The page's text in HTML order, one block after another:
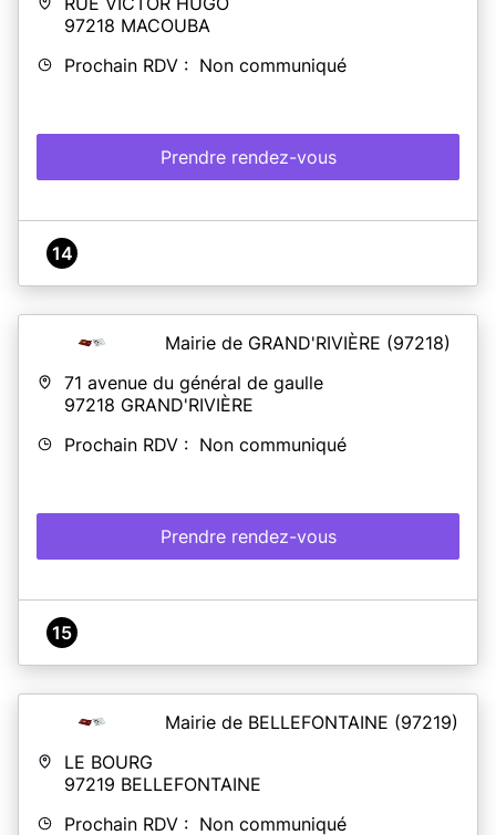
97218 MACOUBA
Prochain RDV : Non communiqué
Prendre rendez-vous
14
Mairie de GRAND'RIVIÈRE (97218)
71 avenue du général de gaulle
97218 GRAND'RIVIÈRE
Prochain RDV : Non communiqué
Prendre rendez-vous
15
Mairie de BELLEFONTAINE (97219)
LE BOURG
97219 BELLEFONTAINE
Prochain RDV : Non communiqué